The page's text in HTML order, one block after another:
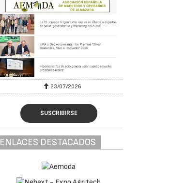
23/07/2026
SUSCRIBIRSE
ENLACES DESTACADOS